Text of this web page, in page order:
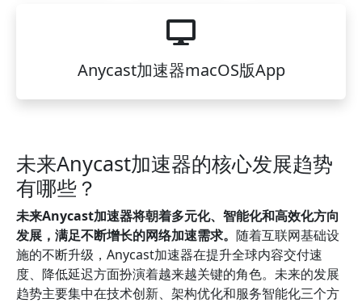
Anycast加速器macOS版App
未来Anycast加速器的核心发展趋势
有哪些？
未来Anycast加速器将朝着多元化、智能化和高效化方向
发展，满足不断增长的网络加速需求。 随着互联网基础设
施的不断升级，Anycast加速器在提升全球内容交付速
度、降低延迟方面扮演着越来越关键的角色。未来的发展
趋势主要集中在技术创新、架构优化和服务智能化三个方